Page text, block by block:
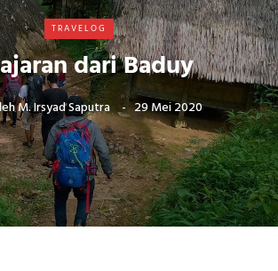
TRAVELOG
dari Baduy
M. Irsyad Saputra 29 Mei 2020